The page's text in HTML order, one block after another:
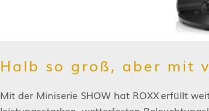
Halb so groß, aber mit
Mit der Miniserie SHOW hat ROXXerfüllt